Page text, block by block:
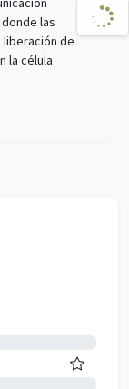
las
de
la célula